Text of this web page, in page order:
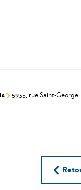
5935, rue Saint-George